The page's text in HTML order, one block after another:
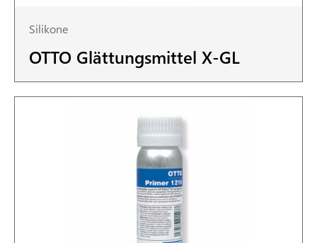
Silikone
OTTO Glättungsmittel X-GL